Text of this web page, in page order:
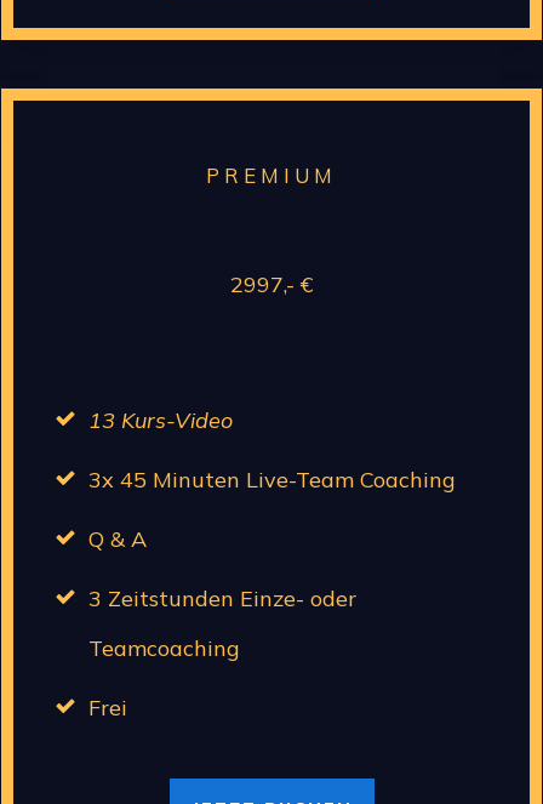
PREMIUM
2997,- €
13 Kurs-Video
3x 45 Minuten Live-Team Coaching
Q & A
3 Zeitstunden Einze- oder
Teamcoaching
Frei